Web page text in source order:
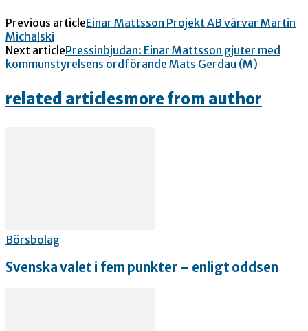
Previous articleEinar Mattsson Projekt AB värvar Martin
Michalski
Next articlePressinbjudan: Einar Mattsson gjuter med
kommunstyrelsens ordförande Mats Gerdau (M)
related articlesmore from author
Börsbolag
Svenska valet i fem punkter – enligt oddsen